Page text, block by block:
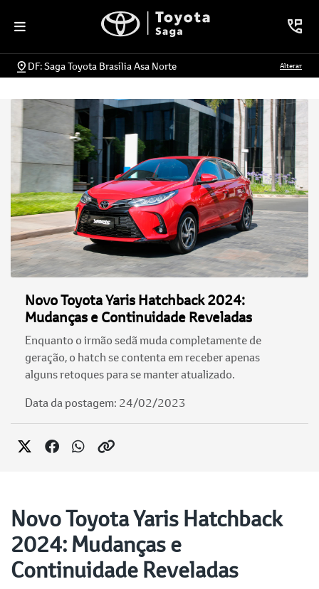
DF: Saga Toyota Brasília Asa Norte Alterar
Novo Toyota Yaris Hatchback 2024:
Mudanças e Continuidade Reveladas
Enquanto o irmão sedã muda completamente de
geração, o hatch se contenta em receber apenas
alguns retoques para se manter atualizado.
Data da postagem: 24/02/2023
Novo Toyota Yaris Hatchback
2024: Mudanças e
Continuidade Reveladas